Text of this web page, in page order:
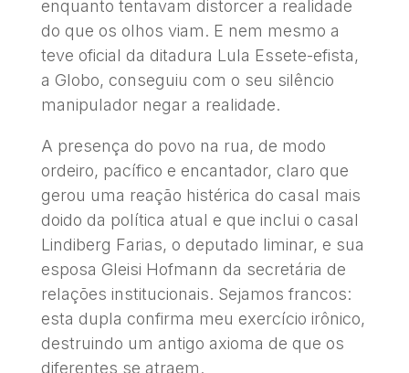
enquanto tentavam distorcer a realidade
do que os olhos viam. E nem mesmo a
teve oficial da ditadura Lula Essete-efista,
a Globo, conseguiu com o seu silêncio
manipulador negar a realidade.
A presença do povo na rua, de modo
ordeiro, pacífico e encantador, claro que
gerou uma reação histérica do casal mais
doido da política atual e que inclui o casal
Lindiberg Farias, o deputado liminar, e sua
esposa Gleisi Hofmann da secretária de
relações institucionais. Sejamos francos:
esta dupla confirma meu exercício irônico,
destruindo um antigo axioma de que os
diferentes se atraem.